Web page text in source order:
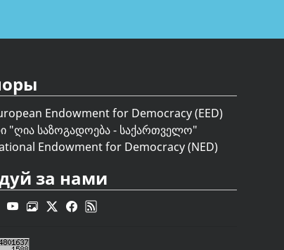
Endowment for Democracy (EED)
"ღია საზოგადოება - საქართველო"
Endowment for Democracy (NED)
за нами